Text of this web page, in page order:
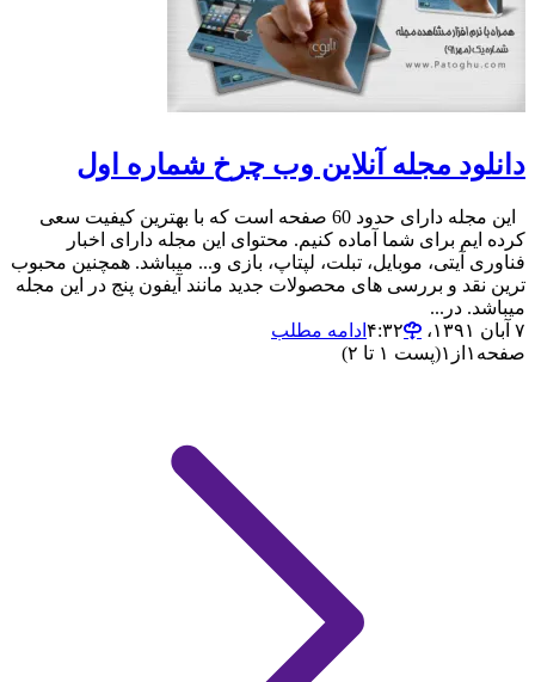
دانلود مجله آنلاین وب چرخ شماره اول
این مجله دارای حدود 60 صفحه است که با بهترین کیفیت سعی
کرده ایم برای شما آماده کنیم. محتوای این مجله دارای اخبار
فناوری آیتی، موبایل، تبلت، لپتاپ، بازی و... میباشد. همچنین محبوب
ترین نقد و بررسی های محصولات جدید مانند آیفون پنج در این مجله
میباشد. در...
۷ آبان ۱۳۹۱،‏ ۴:۳۲
ادامه مطلب
صفحه ۱ از ۱(پست ۱ تا ۲)